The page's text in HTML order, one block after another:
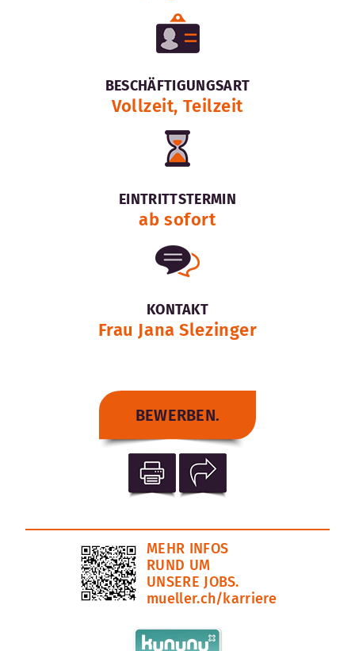
BESCHÄFTIGUNGSART
Vollzeit, Teilzeit
EINTRITTSTERMIN
ab sofort
KONTAKT
Frau Jana Slezinger
BEWERBEN.
MEHR INFOS
RUND UM
UNSERE JOBS.
mueller.ch/karriere